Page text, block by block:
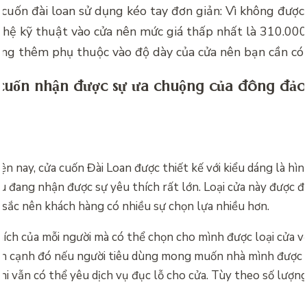
cuốn đài loan sử dụng kéo tay đơn giản: Vì không
kỹ thuật vào cửa nên mức giá thấp nhất là
thêm phụ thuộc vào độ dày của cửa nên bạn cần có
nhận được sự ưa chuộng của đông
nay, cửa cuốn Đài Loan được thiết kế với kiểu dáng là
đang nhận được sự yêu thích rất lớn. Loại cửa này được
nên khách hàng có nhiều sự chọn lựa nhiều hơn.
của mỗi người mà có thể chọn cho mình được loại cửa
cạnh đó nếu người tiêu dùng mong muốn nhà mình
vẫn có thể yêu dịch vụ đục lỗ cho cửa. Tùy theo số